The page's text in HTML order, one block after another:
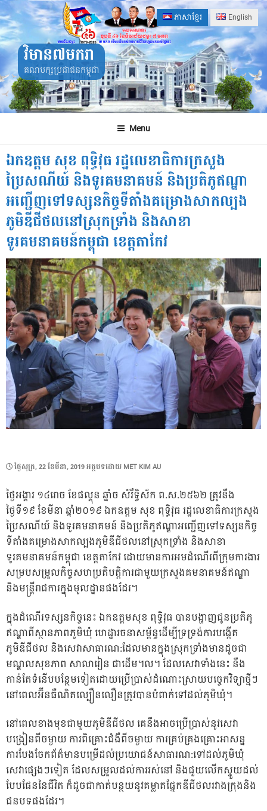
Skip
to
content
ភាសាខ្មែរ English
វិមាន៧មករា
គណបក្សប្រជាជនកម្ពុជា
Menu
ឯកឧត្តម សុខ ពុទ្ធិវុធ រដ្ឋលេខាធិការក្រសួង
ប្រៃសណីយ៍ និងទូរគមនាគមន៍ និងប្រតិភូឥណ្ឌា
អញ្ជេីញទៅទស្សនកិច្ចទីតាំងគម្រោងសាកល្បង
ភូមិឌីជីថលនៅស្រុកទ្រាំង និងសាខា
ទូរគមនាគមន៍កម្ពុជា ខេត្តតាកែវ
POSTED
ថ្ងៃ​សុក្រ, 22 ខែ​មីនា, 2019អត្ថបទដោយ MET KIM AU
ថ្ងៃអង្គារ ១៤រោច ខែផល្គុន ឆ្នាំច សំរឹទ្ធិស័ក ព.ស.២៥៦២ ត្រូវនឹង
ថ្ងៃទី១៩ ខែមីនា ឆ្នាំ២០១៩ ឯកឧត្តម សុខ ពុទ្ធិវុធ រដ្ឋលេខាធិការក្រសួង
ប្រៃសណីយ៍ និងទូរគមនាគមន៍ និងប្រតិភូឥណ្ឌាអញ្ជេីញទៅទស្សនកិច្ច
ទីតាំងគម្រោងសាកល្បងភូមិឌីជីថលនៅស្រុកទ្រាំង និងសាខា
ទូរគមនាគមន៍កម្ពុជា ខេត្តតាកែវ ដោយមានការអមដំណើរពីក្រុមការងារ
សម្របសម្រួលកិច្ចសហប្រតិបត្តិការជាមួយក្រសួងគមនាគមន៍ឥណ្ឌា
និងមន្ត្រីរាជការក្នុងមូលដ្ឋានផងដែរ។
ក្នុងដំណើរទស្សនកិច្ចនេះ ឯកឧត្តមសុខ ពុទ្ធិវុធ បានបង្ហាញជូនប្រតិភូ
ឥណ្ឌាពីស្ថានភាពភូមិឃុំ ហេដ្ឋារចនាសម្ព័ន្ធដើម្បីទ្រទ្រង់ការបង្កើត
ភូមិឌីជីថល និងសេវាសាធារណ:ដែលមានក្នុងស្រុកទ្រាំងមានដូចជា
មណ្ឌលសុខភាព សាលារៀន ជាដើម។ល។ ដែលសេវាទាំងនេះ នឹង
កាន់តែទំនើបបន្ថែមទៀតដោយប្រើប្រាស់ដំណោះស្រាយបច្ចេកវិទ្យាថ្មីៗ
នៅពេលអ៊ីនធឺណិតល្បឿនលឿនត្រូវបានបំពាក់ទៅដល់ភូមិឃុំ។
នៅពេលខាងមុខជាមួយភូមិឌីជីថល គេនឹងអាចប្រើប្រាស់នូវសេវា
បង្រៀនពីចម្ងាយ ការពិគ្រោះជំងឺពីចម្ងាយ ការគ្រប់គ្រងគ្រោះអាសន្ន
ការបែងចែកព័ត៌មានបម្រើដល់ប្រយោជន៍សាធារណ:ទៅដល់ភូមិឃុំ
សេវាផ្សេងៗទៀត ដែលសម្រួលដល់ការរស់នៅ និងជួយលើកស្ទួយដល់
បែបផែននៃជីវិត ក៏ដូចជាកាត់បន្ថយនូវគម្លាតផ្នែកឌីជីថលរវាងក្រុងនិង
ជនបទផងដែរ។